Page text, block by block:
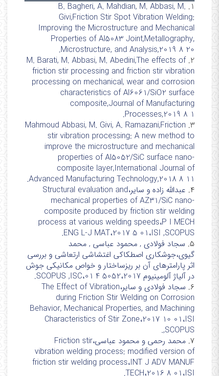
1.
B. Bagheri, A. Mahdian, M. Abbasi, M.
Givi,Friction Stir Spot Vibration Welding:
Improving the Microstructure and Mechanical
Properties of Al5083 Joint,Metallography,
Microstructure, and Analysis,2019 8 20.
2.
M. Barati, M. Abbasi, M. Abedini,The effects of
friction stir processing and friction stir vibration
processing on mechanical, wear and corrosion
characteristics of Al6061/SiO2 surface
composite,Journal of Manufacturing
Processes,2019 8 1.
3.
Mahmoud Abbasi, M. Givi, A. Ramazani,Friction
stir vibration processing: A new method to
improve the microstructure and mechanical
properties of Al5052/SiC surface nano-
composite layer,International Journal of
Advanced Manufacturing Technology,2018 8 11.
۴.
عبدالله زاده و سایر،Structural evaluation and
mechanical properties of AZ31/SiC nano-
composite produced by friction stir welding
process at various welding speeds،P I MECH
ENG L-J MAT،2017 5 01،ISI ,SCOPUS.
۵. سجاد فولادی , محمود عباسی , محمد
گیوی،جوشکاری اصطکاکی اغتشاشی ارتعاشی و بررسی
اثر پارامترهای آن بر ریزساختار و خواص مکانیکی جوش
در آلیاژ آلومینیوم 5052،2017 4 01،SCOPUS ,ISC.
۶.
سجاد فولادی و سایر،The Effect of Vibration
during Friction Stir Welding on Corrosion
Behavior, Mechanical Properties, and Machining
Characteristics of Stir Zone،2017 10 01،ISI
,SCOPUS.
۷.
محمد رحمی و محمود عباسی،Friction stir
vibration welding process: modified version of
friction stir welding process،INT J ADV MANUF
TECH،2016 8 01،ISI.